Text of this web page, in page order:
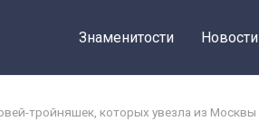
Знаменитости Новости
тройняшек, которых увезла из Москвы